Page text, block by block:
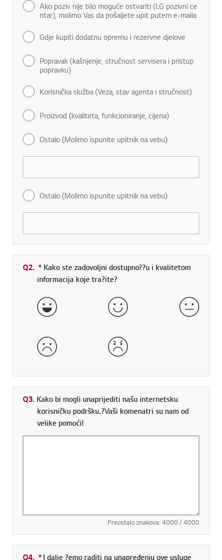
Ako poziv nije bilo moguće ostvariti (LG pozivni ce
ntar), molimo Vas da pošaljete upit putem e-maila
Gdje kupiti dodatnu opremu i rezervne djelove
Popravak (kašnjenje, stručnost servisera i pristup
popravku)
Korisnička služba (Veza, stav agenta i stručnost)
Proizvod (kvaliteta, funkcioniranje, cijena)
Ostalo (Molimo ispunite upitnik na vebu)
Ostalo (Molimo ispunite upitnik na vebu)
Q2. * Obavezno polje
Kako ste zadovoljni dostupno??u i kvalitetom
informacija koje tra?ite?
Vrlo dobro Dobro
Loše Vrlo loše
Q3. Kako bi mogli unaprijediti našu internetsku
korisničku podršku.?Vaši komenatri su nam od
velike pomoći!
Preostalo znakova: 4000/ 4000
Q4. *Obavezno polje
I dalje ?emo raditi na unapređenju ove usluge